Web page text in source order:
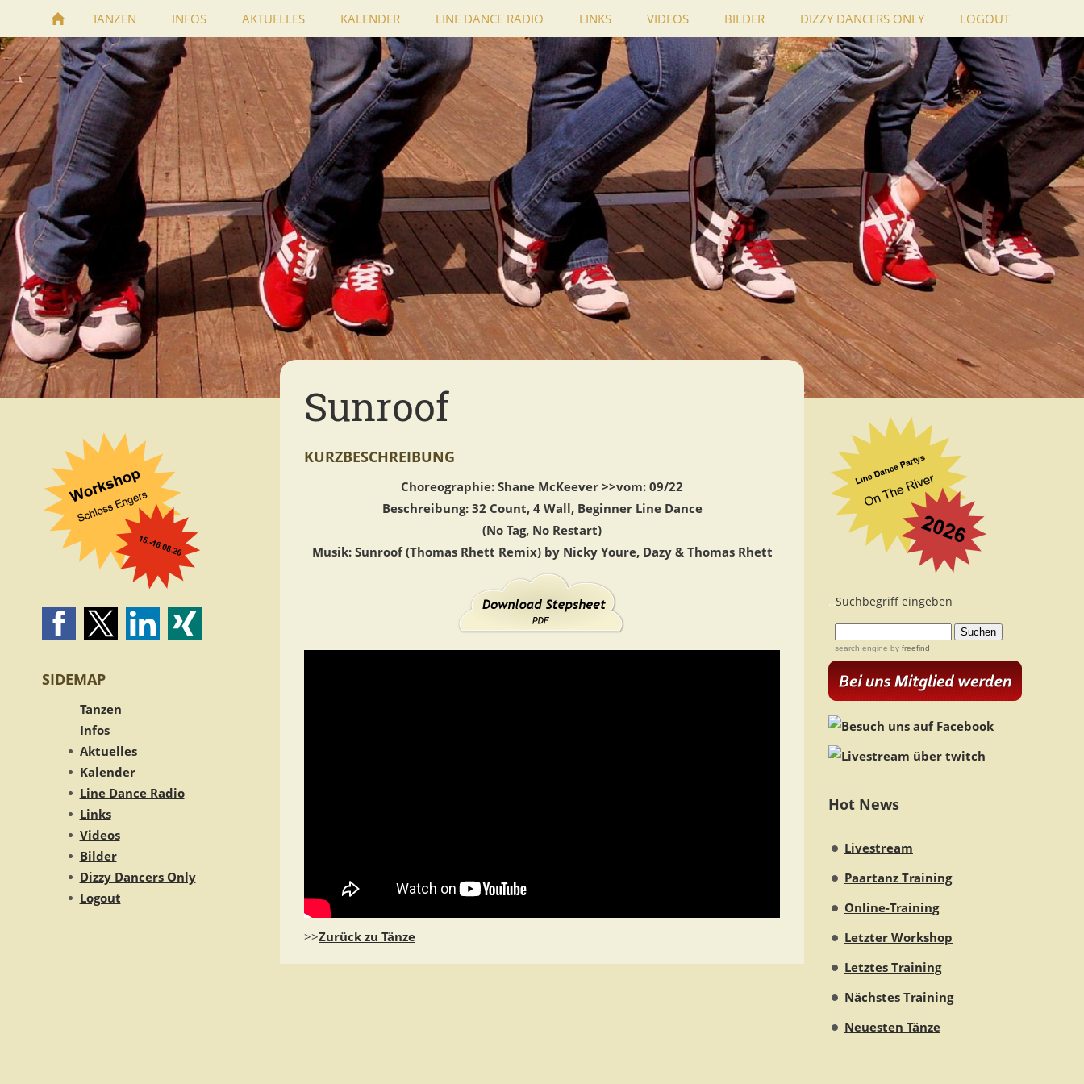
TANZEN INFOS AKTUELLES KALENDER LINE DANCE RADIO LINKS VIDEOS BILDER DIZZY DANCERS ONLY LOGOUT
SIDEMAP
Tanzen
Infos
Aktuelles
Kalender
Line Dance Radio
Links
Videos
Bilder
Dizzy Dancers Only
Logout
Sunroof
KURZBESCHREIBUNG
Choreographie: Shane McKeever >>vom: 09/22
Beschreibung: 32 Count, 4 Wall, Beginner Line Dance
(No Tag, No Restart)
Musik: Sunroof (Thomas Rhett Remix) by Nicky Youre, Dazy & Thomas Rhett
>>Zurück zu Tänze
...Suchbegriff eingeben
search engine by freefind
Hot News
Livestream
Paartanz Training
Online-Training
Letzter Workshop
Letztes Training
Nächstes Training
Neuesten Tänze